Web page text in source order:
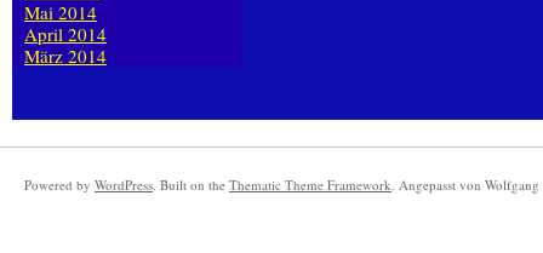
Mai 2014
April 2014
März 2014
Powered by WordPress. Built on the Thematic Theme Framework. Angepasst von